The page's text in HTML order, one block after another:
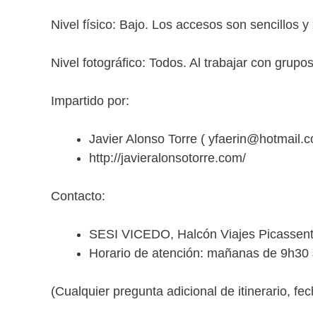
Nivel físico: Bajo. Los accesos son sencillos
Nivel fotográfico: Todos. Al trabajar con
Impartido por:
Javier Alonso Torre (
http://javieralonsotorre.com/
Contacto:
SESI VICEDO, Halcón Viajes
Horario de atención: mañanas de
(Cualquier pregunta adicional de itinerario,